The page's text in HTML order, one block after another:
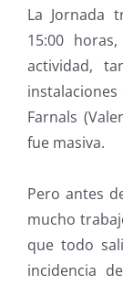
La Jornada
15:00
actividad,
Farnals
fue masiva.
Pero antes
mucho
que todo
incidencia